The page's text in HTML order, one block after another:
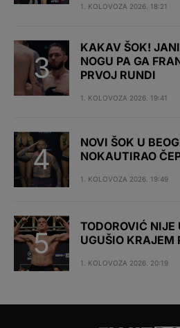
1. KOLOVOZA 2026. 18:21
KAKAV ŠOK!
NOGU PA GA
PRVOJ RUNDI
1. KOLOVOZA 2026. 19:41
NOVI ŠOK U
NOKAUTIRAO
1. KOLOVOZA 2026. 19:49
TODOROVIĆ NIJE
UGUŠIO KRAJEM
1. KOLOVOZA 2026. 20:19